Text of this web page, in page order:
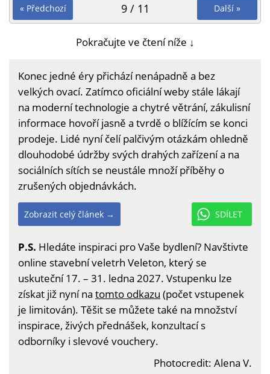
« Předchozí Další »
9 / 11
Pokračujte ve čtení níže ↓
Konec jedné éry přichází nenápadně a bez
velkých ovací. Zatímco oficiální weby stále lákají
na moderní technologie a chytré větrání, zákulisní
informace hovoří jasně a tvrdě o blížícím se konci
prodeje. Lidé nyní čelí palčivým otázkám ohledně
dlouhodobé údržby svých drahých zařízení a na
sociálních sítích se neustále množí příběhy o
zrušených objednávkách.
SDÍLET
Zobrazit celý článek →
P.S. Hledáte inspiraci pro Vaše bydlení? Navštivte
online stavební veletrh Veleton, který se
uskuteční 17. – 31. ledna 2027. Vstupenku lze
získat již nyní na tomto odkazu (počet vstupenek
je limitován). Těšit se můžete také na množství
inspirace, živých přednášek, konzultací s
odborníky i slevové vouchery.
Photocredit: Alena V.